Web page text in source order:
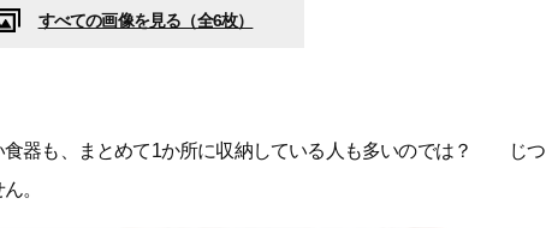
すべての画像を見る（全6枚）
食器も、まとめて1か所に収納している人も多いのでは？ じつ
。